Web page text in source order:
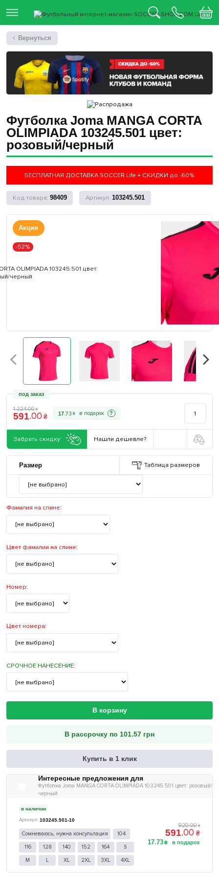
Футболка Joma MANGA CORTA
OLIMPIADA 103245.501 цвет:
розовый/черный
БЕСПЛАТНАЯ ДОСТАВКА SOCCER Life + СКИДКИ до -60%
98409 103245.501
Акция
-52%
под заказ
1 224.00 ₴
591.00 ₴ 17 .73 ₴ ?
Забрать скидку Нашли дешевле?
Размер Таблица размеров
Фамилия на спине:
Цвет фамилии на спине:
Номер:
Цвет номера:
СРОЧНОЕ НАНЕСЕНИЕ:
В корзину
В рассрочку по 101.57 грн
Купить в 1 клик
Интересные предложения для
Футболка Joma MANGA CORTA OLIMPIADA 103245.501 цвет: розовый/
черный
в наличии
103245.501-10
Сомневаюсь, нужна консультация 104
116 128 140 152 164 S
M L XL 2XL 3XL 4XL
920.00 ₴
591.00 ₴
17.73 ₴
Вернуться